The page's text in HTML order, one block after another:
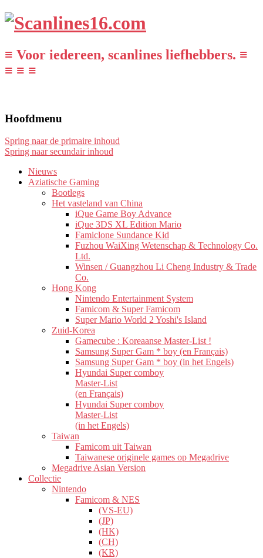
≡ Voor iedereen, scanlines liefhebbers. ≡
≡ ≡ ≡
Hoofdmenu
Spring naar de primaire inhoud
Spring naar secundair inhoud
Nieuws
Aziatische Gaming
Bootlegs
Het vasteland van China
iQue Game Boy Advance
iQue 3DS XL Edition Mario
Famiclone Sundance Kid
Fuzhou WaiXing Wetenschap & Technology Co.
Ltd.
Winsen / Guangzhou Li Cheng Industry & Trade
Co.
Hong Kong
Nintendo Entertainment System
Famicom & Super Famicom
Super Mario World 2 Yoshi's Island
Zuid-Korea
Gamecube : Koreaanse Master-List !
Samsung Super Gam * boy (en Français)
Samsung Super Gam * boy (in het Engels)
Hyundai Super comboy
Master-List
(en Français)
Hyundai Super comboy
Master-List
(in het Engels)
Taiwan
Famicom uit Taiwan
Taiwanese originele games op Megadrive
Megadrive Asian Version
Collectie
Nintendo
Famicom & NES
(VS-EU)
(JP)
(HK)
(CH)
(KR)